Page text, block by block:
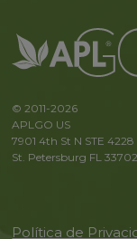
© 2011-2026
APLGO US
7901 4th St N STE 4228
St. Petersburg FL 33702
Política de